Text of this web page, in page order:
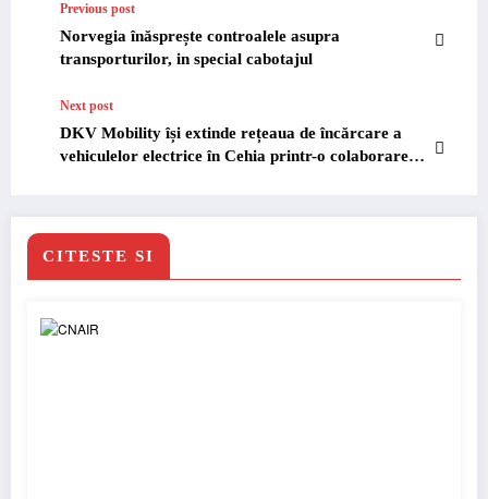
Previous post
Norvegia înăsprește controalele asupra
transporturilor, in special cabotajul
Next post
DKV Mobility își extinde rețeaua de încărcare a
vehiculelor electrice în Cehia printr-o colaborare
CITESTE SI